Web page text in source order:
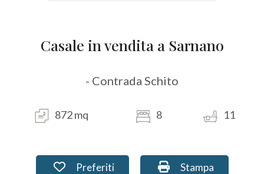
Casale in vendita a Sarnano
- Contrada Schito
872 mq 8 11
Preferiti: Cod. PU-013
Preferiti Stampa: Cod. PU-
Stampa
multiscelta
Residenziali